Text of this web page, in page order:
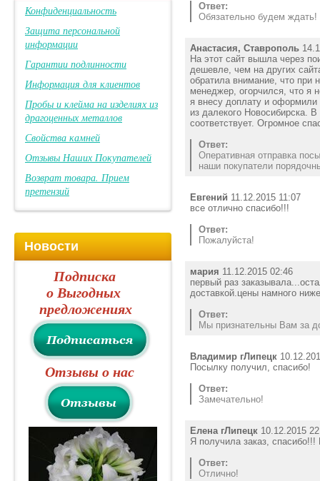
Ответ:
Обязательно будем ждать!
Анастасия, Ставрополь
На этот сайт вышла через
дешевле, чем на других
обратила внимание, что при
менеджер, огорчился, что я
я внесу доплату и
из далекого Новосибирска.
соответствует. Огромное
Ответ:
Оперативная отправка
наши покупатели
Евгений 11.12.2015 11:07
все отлично спасибо!!!
Ответ:
Пожалуйста!
мария 11.12.2015 02:46
первый раз
доставкой.цены намного
Ответ:
Мы признательны Вам за
Владимир гЛипецк
Посылку получил, спасибо!
Ответ:
Замечательно!
Елена гЛипецк 10.12.2015
Я получила заказ,
Ответ:
Отлично!
Конфиденциальность
Защита персональной
информации
Гарантии подлинности
Информация для клиентов
Пробы и клейма на изделиях из
драгоценных металлов
Свойства камней
Отзывы Наших Покупателей
Возврат товара. Прием
претензий
Новости
Подписка
о Выгодных
предложениях
Отзывы о нас